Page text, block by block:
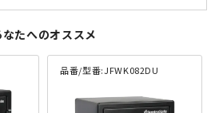
なたへのオススメ
品番/型番:JFWK082DU